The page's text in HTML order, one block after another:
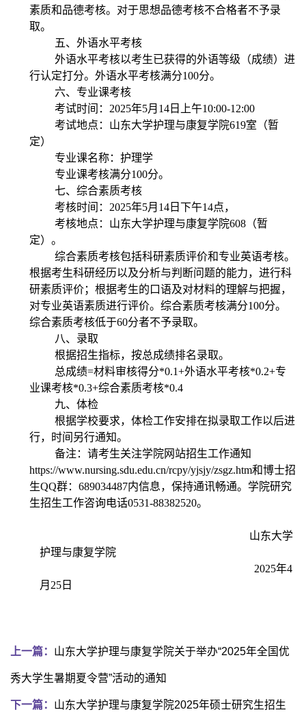
素质和品德考核。 对于思想品德考核不合格者不予录
取。
五、外语水平考核
外语水平考核以考生已获得的外语等级（成绩）进
行认定打分。外语水平考核满分100分。
六、专业课考核
考试时间： 2025年5月 14 日上午10:00-12:00
考试地点：山东大学护理与康复学院619室（暂
定）
专业课名称：护理学
专业课考核满分100分。
七、综合素质考核
考核时间： 2025年5月 14 日下午14点，
考核地点：山东大学护理与康复学院608 （暂
定）。
综合素质考核包括科研素质评价和专业英语考核。
根据考生科研经历以及分析与判断问题的能力，进行科
研素质评价；根据考生的口语及对材料的理解与把握，
对专业英语素质进行评价。综合素质考核满分100分。
综合素质考核低于60分者不予录取。
八、录取
根据招生指标，按总成绩排名录取。
总成绩=材料审核得分*0.1+外语水平考核*0.2+专
业课考核*0.3+综合素质考核*0.4
九、体检
根据学校要求，体检工作安排在拟录取工作以后进
行，时间另行通知。
备注：请考生关注学院网站招生工作通知
https://www.nursing.sdu.edu.cn/rcpy/yjsjy/zsgz.htm和博士招
生QQ群： 689034487内信息，保持通讯畅通。学院研究
生招生工作咨询电话0531-88382520。
山东大学
护理与康复学院
2025年4
月 25 日
上一篇： 山东大学护理与康复学院关于举办“2025年全国优
秀大学生暑期夏令营”活动的通知
下一篇： 山东大学护理与康复学院2025年硕士研究生招生